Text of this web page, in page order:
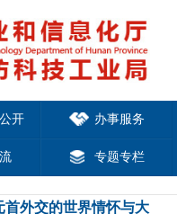
开 办事服务
专题专栏
外交的世界情怀与大